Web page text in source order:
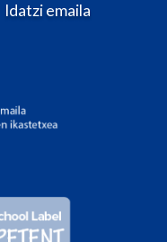
Idatzi emaila